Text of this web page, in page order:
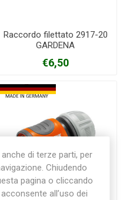
Raccordo filettato 2917-20
GARDENA
€6,50
di terze parti, per
Chiudendo
pagina o cliccando
all’uso dei